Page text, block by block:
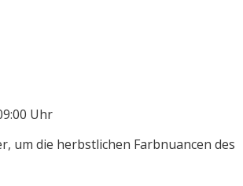
Uhr
um die herbstlichen Farbnuancen des